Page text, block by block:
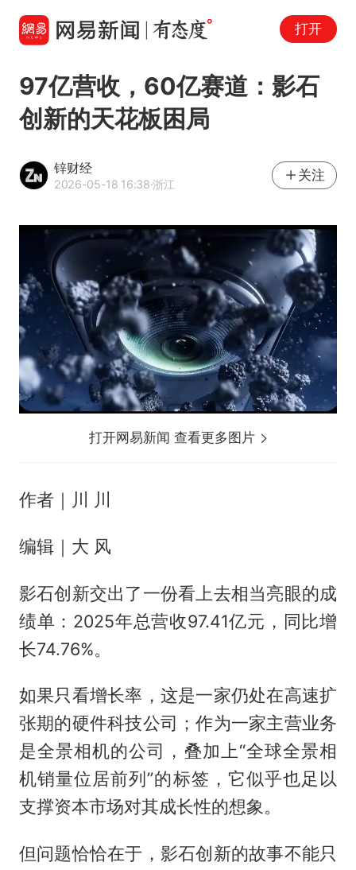
打开
97亿营收，60亿赛道：影石
创新的天花板困局
锌财经
2026-05-18 16:38·浙江
关注
打开网易新闻 查看更多图片
作者｜川 川
编辑｜大 风
影石创新交出了一份看上去相当亮眼的成
绩单：2025年总营收97.41亿元，同比增
长74.76%。
如果只看增长率，这是一家仍处在高速扩
张期的硬件科技公司；作为一家主营业务
是全景相机的公司，叠加上“全球全景相
机销量位居前列”的标签，它似乎也足以
支撑资本市场对其成长性的想象。
但问题恰恰在于，影石创新的故事不能只